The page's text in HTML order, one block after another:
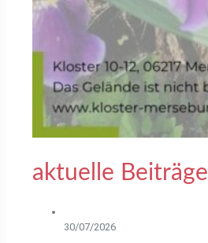
aktuelle Beiträge
30/07/2026